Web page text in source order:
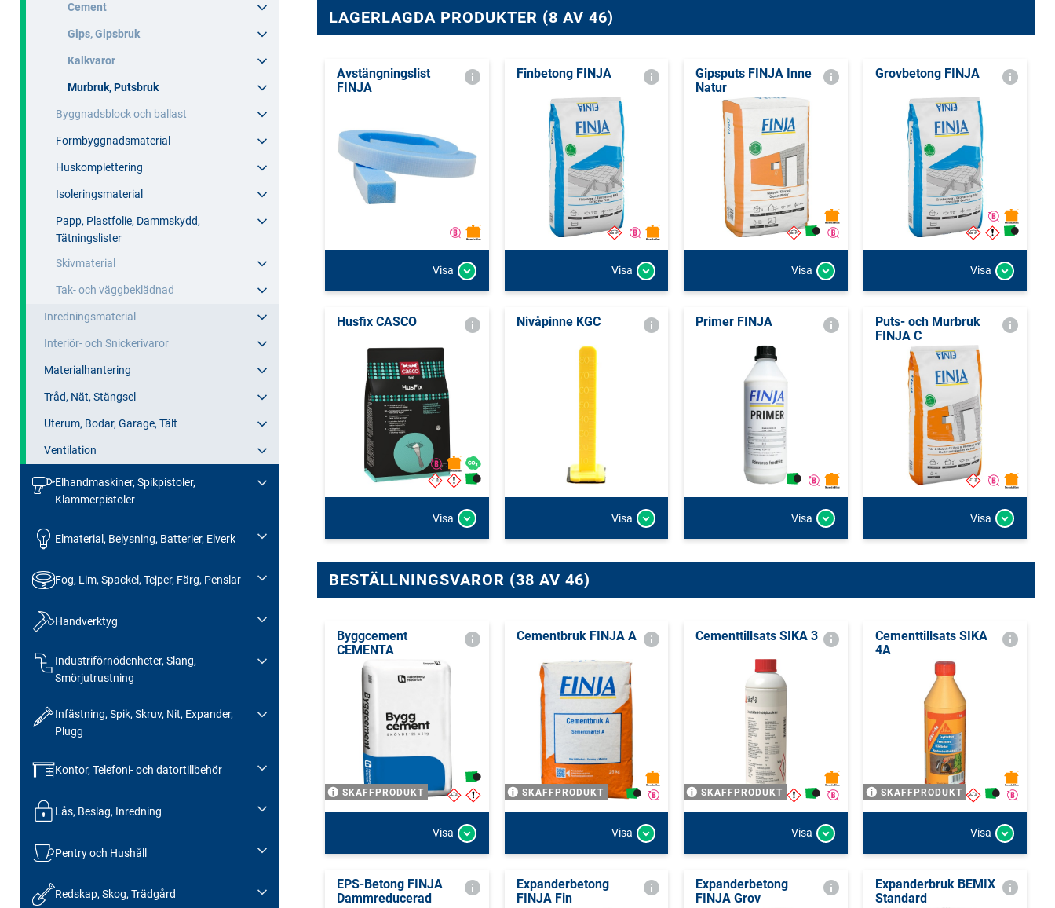
Cement
Gips, Gipsbruk
Kalkvaror
Murbruk, Putsbruk
Byggnadsblock och ballast
Formbyggnadsmaterial
Huskomplettering
Isoleringsmaterial
Papp, Plastfolie, Dammskydd,
Tätningslister
Skivmaterial
Tak- och väggbeklädnad
Inredningsmaterial
Interiör- och Snickerivaror
Materialhantering
Tråd, Nät, Stängsel
Uterum, Bodar, Garage, Tält
Ventilation
Elhandmaskiner, Spikpistoler,
Klammerpistoler
Elmaterial, Belysning, Batterier, Elverk
Fog, Lim, Spackel, Tejper, Färg, Penslar
Handverktyg
Industriförnödenheter, Slang,
Smörjutrustning
Infästning, Spik, Skruv, Nit, Expander,
Plugg
Kontor, Telefoni- och datortillbehör
Lås, Beslag, Inredning
Pentry och Hushåll
Redskap, Skog, Trädgård
LAGERLAGDA PRODUKTER (8 AV 46)
Avstängningslist
FINJA
Visa
Finbetong FINJA
Visa
Gipsputs FINJA Inne
Natur
Visa
Grovbetong FINJA
Visa
Husfix CASCO
Visa
Nivåpinne KGC
Visa
Primer FINJA
Visa
Puts- och Murbruk
FINJA C
Visa
BESTÄLLNINGSVAROR (38 AV 46)
Byggcement
CEMENTA
SKAFFPRODUKT
Visa
Cementbruk FINJA A
SKAFFPRODUKT
Visa
Cementtillsats SIKA 3
SKAFFPRODUKT
Visa
Cementtillsats SIKA
4A
SKAFFPRODUKT
Visa
EPS-Betong FINJA
Dammreducerad
Expanderbetong
FINJA Fin
Expanderbetong
FINJA Grov
Expanderbruk BEMIX
Standard